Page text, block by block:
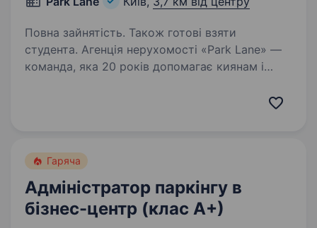
Повна зайнятість. Також готові взяти
студента. Агенція нерухомості «Park Lane» —
команда, яка 20 років допомагає киянам і
Гаряча
Адміністратор паркінгу в
бізнес-центр (клас А+)